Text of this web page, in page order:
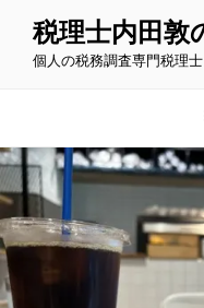
ス
キ
ッ
プ
税理士内田敦
個人の税務調査専門税理士